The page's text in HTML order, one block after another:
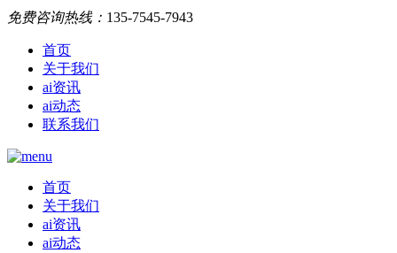
免费咨询热线： 135-7545-7943
首页
关于我们
ai资讯
ai动态
联系我们
首页
关于我们
ai资讯
ai动态